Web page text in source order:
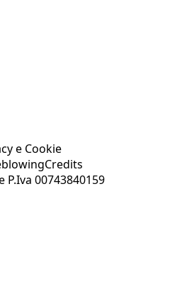
e Cookie
Credits
00743840159